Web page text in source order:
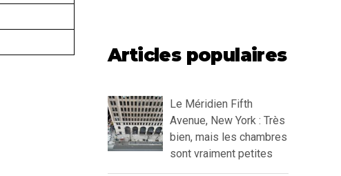
Articles populaires
Le Méridien Fifth
Avenue, New York : Très
bien, mais les chambres
sont vraiment petites